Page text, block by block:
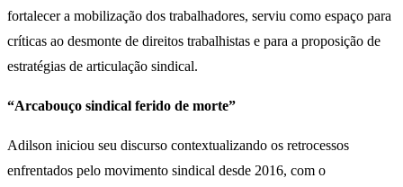
fortalecer a mobilização dos trabalhadores, serviu como espaço para
críticas ao desmonte de direitos trabalhistas e para a proposição de
estratégias de articulação sindical.
“Arcabouço sindical ferido de morte”
Adilson iniciou seu discurso contextualizando os retrocessos
enfrentados pelo movimento sindical desde 2016, com o